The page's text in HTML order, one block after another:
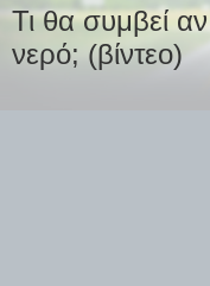
Τι θα συμβεί
νερό; (βίντεο)